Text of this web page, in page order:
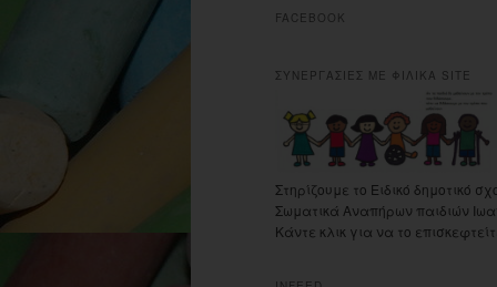
FACEBOOK
ΣΥΝΕΡΓΑΣΙΕΣ ΜΕ ΦΙΛΙΚΑ SITE
Στηρίζουμε το Ειδικό δημοτικό
Σωματικά Αναπήρων παιδιών
Κάντε κλικ για να το